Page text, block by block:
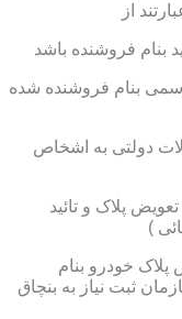
بنام فروشنده باشد
بنام فروشنده شده
دولتی به اشخاص
پلاک و تائید
)
خودرو بنام
طبق تائید سازمان ثبت نیاز به بنچاق